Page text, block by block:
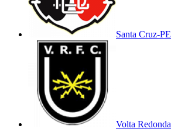
Santa Cruz-PE
Volta Redonda